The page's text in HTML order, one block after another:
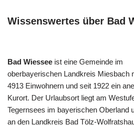
Wissenswertes über Bad
Bad Wiessee ist eine Gemeinde im
oberbayerischen Landkreis Miesbach
4913 Einwohnern und seit 1922 ein
Kurort. Der Urlaubsort liegt am
Tegernsees im bayerischen Oberland
an den Landkreis Bad Tölz-